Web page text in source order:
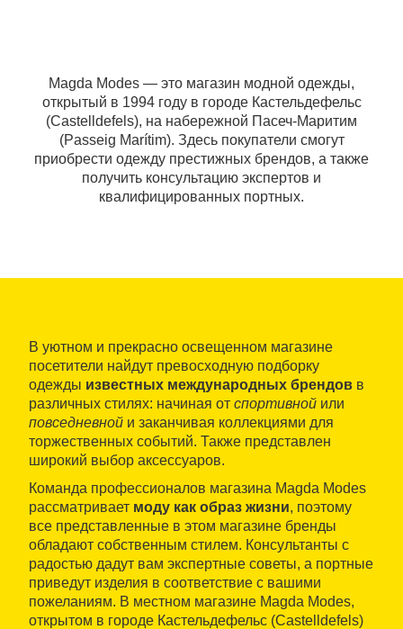
Magda Modes — это магазин модной одежды,
открытый в 1994 году в городе Кастельдефельс
(Castelldefels), на набережной Пасеч-Маритим
(Passeig Marítim). Здесь покупатели смогут
приобрести одежду престижных брендов, а также
получить консультацию экспертов и
квалифицированных портных.
В уютном и прекрасно освещенном магазине
посетители найдут превосходную подборку
одежды известных международных брендов в
различных стилях: начиная от спортивной или
повседневной и заканчивая коллекциями для
торжественных событий. Также представлен
широкий выбор аксессуаров.
Команда профессионалов магазина Magda Modes
рассматривает моду как образ жизни, поэтому
все представленные в этом магазине бренды
обладают собственным стилем. Консультанты с
радостью дадут вам экспертные советы, а портные
приведут изделия в соответствие с вашими
пожеланиям. В местном магазине Magda Modes,
открытом в городе Кастельдефельс (Castelldefels)